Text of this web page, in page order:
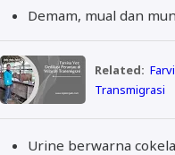
Demam, mual dan
Related:
Transmigrasi
Urine berwarna